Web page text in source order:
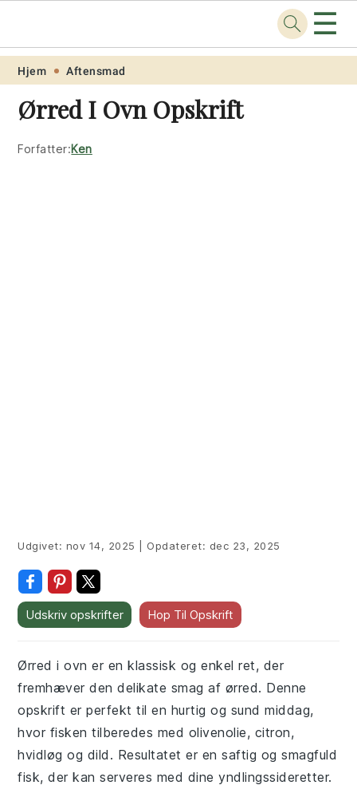
Skip
primary
navigation
Skip
main
content
Skip
primary
sidebar
Skip
footer
Opskrift.net ☰
Hjem Aftensmad
Ørred I Ovn Opskrift
Forfatter:Ken
Udgivet: nov 14, 2025 Opdateret: dec 23, 2025
Udskriv opskrifter Hop Til Opskrift
Ørred i ovn er en klassisk og enkel ret, der
fremhæver den delikate smag af ørred. Denne
opskrift er perfekt til en hurtig og sund middag,
hvor fisken tilberedes med olivenolie, citron,
hvidløg og dild. Resultatet er en saftig og smagfuld
fisk, der kan serveres med dine yndlingssideretter.